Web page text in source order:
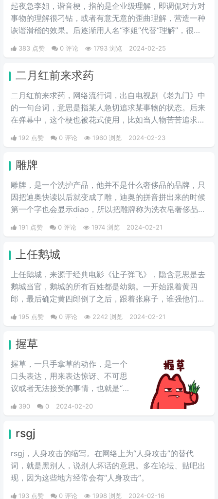
起夜急李姐，谐音梗，指的是企业级理解，即调侃对方对
事物的理解很刁钻，或者有意无意的歪曲理解，营造一种
诙谐滑稽的效果。后逐渐用人名“李姐”代替“理解”，很有
383 点赞 0 评论 1793 浏览 2024-02-25
二月红前来求药
二月红前来求药，网络流行词，出自电视剧《老九门》中
的一句台词，意思是指某人急切追求某事物的状态。后来
在弹幕中，这个梗也被花式使用，比如当人物苦苦追求某
以网友也用“二月红前来求药”那天的雨，来形容雨下得很
192 点赞 0 评论 1960 浏览 2024-02-23
雕牌
雕牌，是一个洗护产品，他并不是什么奢侈品的品牌，只
因把迪奥快读以后就变成了雕，迪奥的拼音拼出来的时候
第一个字也会显示diao，所以把雕牌称为洗衣皂奢侈品品
牌，Dior一直是华贵和高雅的代名词，这是恶搞的叫法，
因为迪奥的拼音diao和雕相同，另外也讽刺迪奥的衣服越
191 点赞 0 评论 1974 浏览 2024-02-21
上任鹅城
上任鹅城，来‌‌‌‌‌‌‌‌‌源于经典电影《让子弹飞》，隐含意思是去
鹅城当官，鹅城的所有百姓都是幼鹅。一开始跟着黄四
郎，最后确定黄四郎倒了之后，跟着张麻子，谁强他们跟
195 点赞 0 评论 2242 浏览 2024-02-21
握草
握草，一只手拿草的动作，是一个
口头表达，用来表达惊讶、不可思
议或者无法接受的事情，也就是“无
390 0 2024-02-20
rsgj
rsgj，人身攻击的缩写。在网络上为“人身攻击”的替代
词，就是黑别人，说别人坏话的意思。多在论坛、贴吧出
现，因为这些地方经常会有“人身攻击”。
193 点赞 0 评论 1998 浏览 2024-02-16